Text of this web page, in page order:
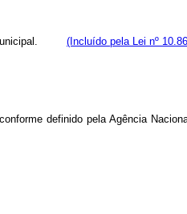
municipal. (Incluído pela Lei nº
definido pela Agência